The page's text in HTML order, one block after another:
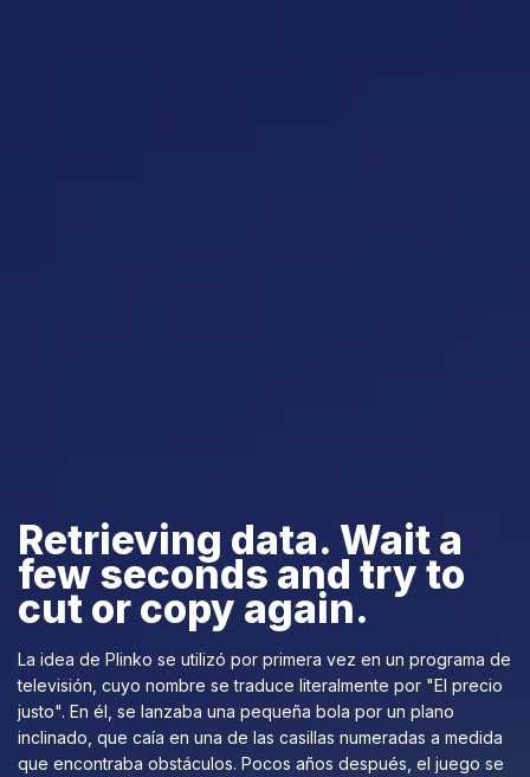
La idea de Plinko se utilizó por primera vez en un programa de
televisión, cuyo nombre se traduce literalmente por "El precio
justo". En él, se lanzaba una pequeña bola por un plano
inclinado, que caía en una de las casillas numeradas a medida
que encontraba obstáculos. Pocos años después, el juego se